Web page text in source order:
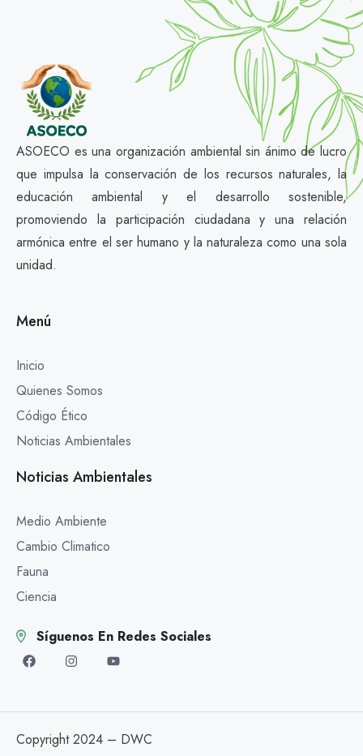
ASOECO es una organización ambiental sin ánimo de lucro
que impulsa la conservación de los recursos naturales, la
educación ambiental y el desarrollo sostenible,
promoviendo la participación ciudadana y una relación
armónica entre el ser humano y la naturaleza como una sola
unidad.
Menú
Inicio
Quienes Somos
Código Ético
Noticias Ambientales
Noticias Ambientales
Medio Ambiente
Cambio Climatico
Fauna
Ciencia
Síguenos En Redes Sociales
Copyright 2024 – DWC